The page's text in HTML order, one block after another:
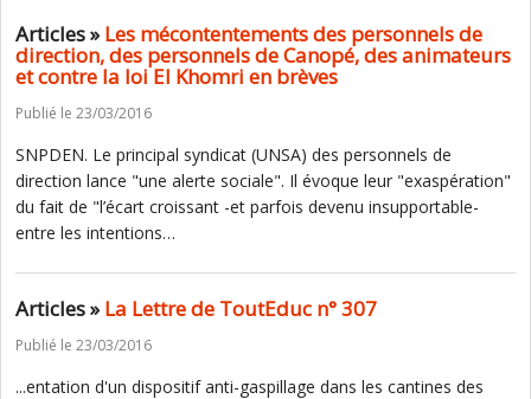
Articles »Les mécontentements des personnels de
direction, des personnels de Canopé, des animateurs
et contre la loi El Khomri en brèves
Publié le 23/03/2016
SNPDEN. Le principal syndicat (UNSA) des personnels de
direction lance "une alerte sociale". Il évoque leur "exaspération"
du fait de "l’écart croissant -et parfois devenu insupportable-
entre les intentions…
Articles »La Lettre de ToutEduc n° 307
Publié le 23/03/2016
...entation d'un dispositif anti-gaspillage dans les cantines des